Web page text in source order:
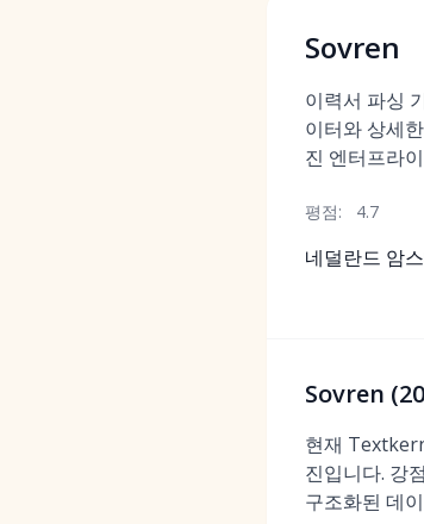
Sovren
이력서 파싱
이터와 상세
진 엔터프라
평점: 4.7
네덜란드 암
Sovren
현재
진입니다. 강
구조화된 데